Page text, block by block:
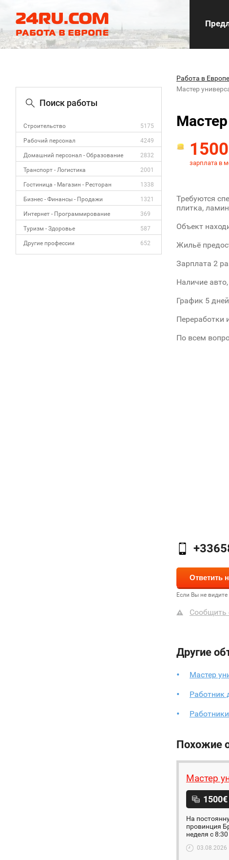
Поиск работы
Строительство 5175
Рабочий персонал 4249
Домашний персонал - Образование 2832
Транспорт - Логистика 2001
Гостиница - Магазин - Ресторан 1338
Бизнес - Финансы - Продажи 1321
Интернет - Программирование 369
Туризм - Здоровье 587
Другие профессии 652
Работа в Европе
Мастер
1500
зарплата в
Требуются
плитка,
Объект
Жильё
Зарплата 2
Наличие
График 5
Переработки
По всем
Если Вы не
Сообщить
Другие
Мастер
Работник
Похожие
Мастер
На
провинция
неделя с
03.08.2026